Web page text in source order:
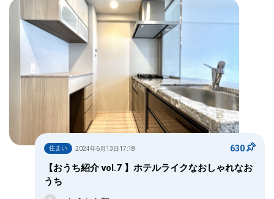
住まい 2024年6月13日17:18 630
【おうち紹介 vol.7 】ホテルライクなおしゃれなお
うち